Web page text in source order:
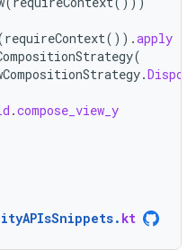
requireContext()).apply
(
.
.compose_view_y
. kt